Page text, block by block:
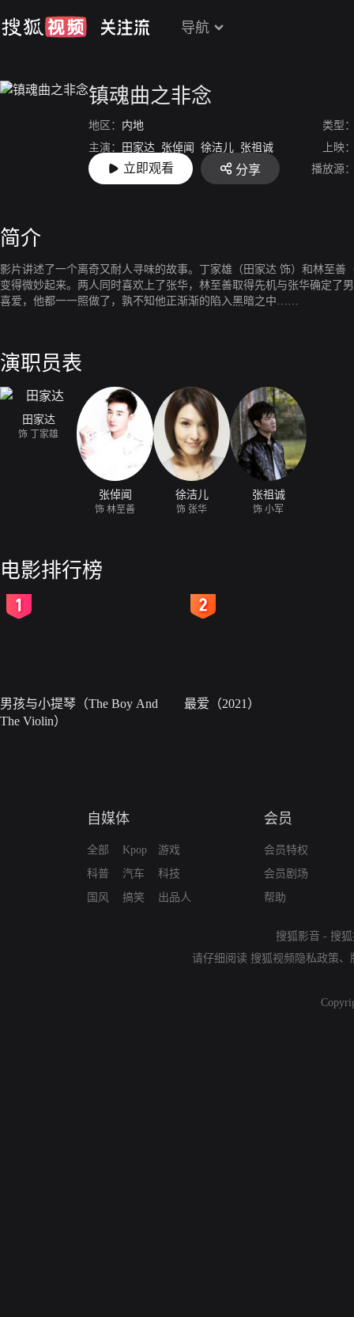
导航
镇魂曲之非念
地区： 内地
类型
主演：
田家达 张倬闻 徐洁儿 张祖诚
上映
导演： 陈伟祥
立即观看 分享 播放源
简介
影片讲述了一个离奇又耐人寻味的故事。丁家雄（田家达 饰）和林至
变得微妙起来。两人同时喜欢上了张华，林至善取得先机与张华确定了
喜爱，他都一一照做了，孰不知他正渐渐的陷入黑暗之中……
演职员表
田家达
饰 丁家雄
张倬闻
饰 林至善
徐洁儿
饰 张华
张祖诚
饰 小军
电影排行榜
男孩与小提琴（The Boy And
The Violin）
最爱（2021）
自媒体
全部
科普
国风
Kpop
汽车
搞笑
游戏
科技
出品人
会员
会员特权
会员剧场
帮助
搜狐影音 - 搜
请仔细阅读 搜狐视频隐私政策、